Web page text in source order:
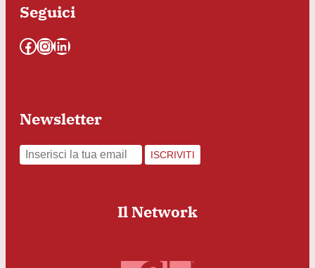
Seguici
Facebook InstagramLinkedIn
Newsletter
ISCRIVITI
Il Network